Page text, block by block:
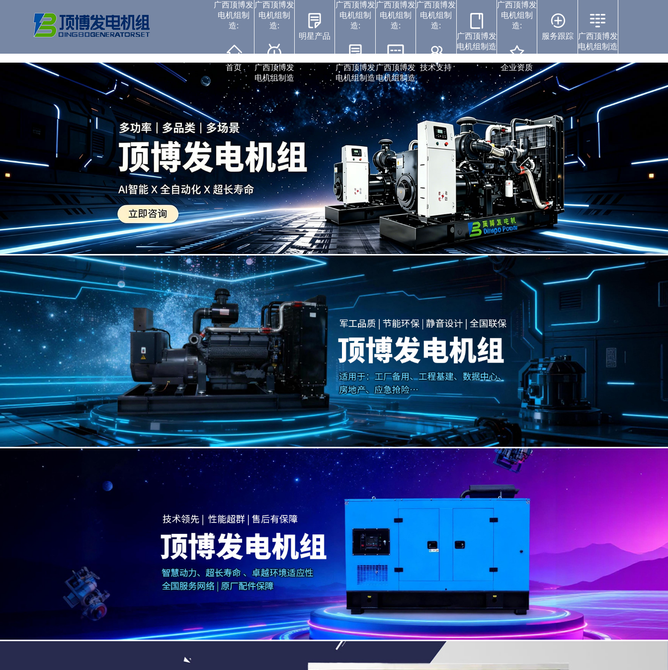
广西顶博发
电机组制
造:
首页
广西顶博发
电机组制
造:
广西顶博发
电机组制造
明星产品
静音发电机组
潍柴发电机组
广西顶博发电机组制
造:珀金斯发电机组
广西顶博发电机组制
造:沃尔沃发电机组
广西顶博发电机组制
造:康明斯广西顶博
发电机组制造
广西顶博发电机组制
造:上柴发电机组
广西顶博发电机组制
造:玉柴发电机组
广西顶博发
电机组制
造:
广西顶博发
电机组制造
广西顶博发
电机组制
造:
广西顶博发
电机组制造
视频展示
企业动态
中标通知书
广西顶博发
电机组制
造:
技术支持
广西顶博发
电机组制造
案例中心
广西顶博发
电机组制
造:
企业资质
服务跟踪
广西顶博发
电机组制造